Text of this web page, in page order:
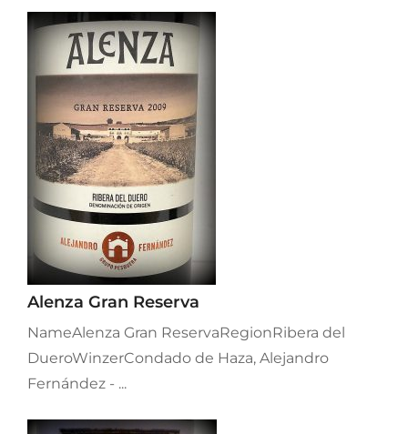
Alenza Gran Reserva
NameAlenza Gran ReservaRegionRibera del
DueroWinzerCondado de Haza, Alejandro
Fernández - ...